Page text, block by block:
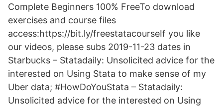
Complete Beginners 100% FreeTo download
exercises and course files
access:https://bit.ly/freestatacourseIf you like
our videos, please subs 2019-11-23 dates in
Starbucks – Statadaily: Unsolicited advice for the
interested on Using Stata to make sense of my
Uber data; #HowDoYouStata – Statadaily:
Unsolicited advice for the interested on Using